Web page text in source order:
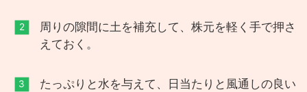
周りの隙間に土を補充して、株元を軽く手で押さ
えておく。
たっぷりと水を与えて、日当たりと風通しの良い